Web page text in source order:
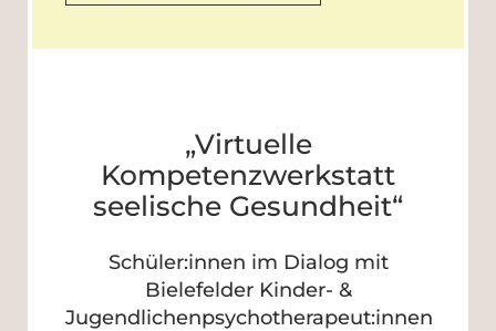
„Virtuelle
Kompetenzwerkstatt
seelische Gesundheit“
Schüler:innen im Dialog mit
Bielefelder Kinder- &
Jugendlichenpsychotherapeut:innen